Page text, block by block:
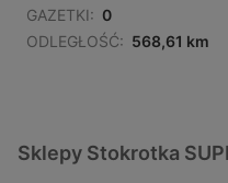
GAZETKI: 0
ODLEGŁOŚĆ: 568,61 km
Sklepy Stokrotka